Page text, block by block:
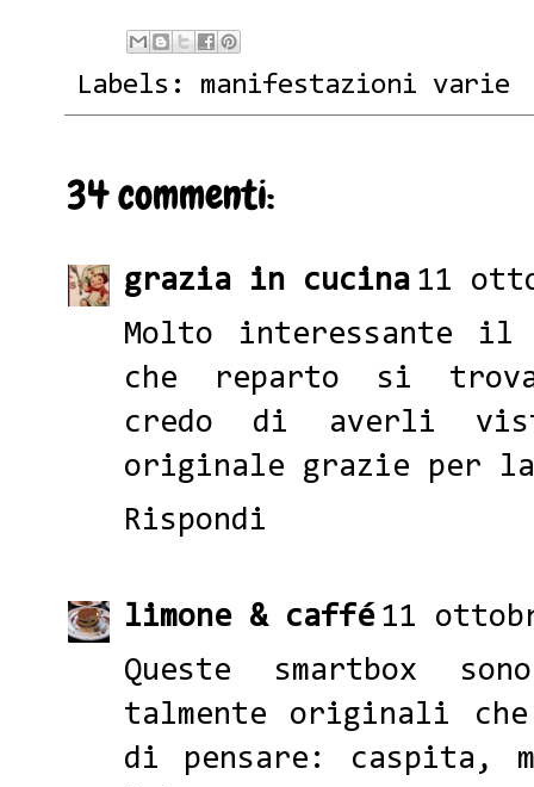
Labels: manifestazioni varie
34 commenti:
grazia in cucina 11
Molto interessante
che reparto si
credo di averli
originale grazie per
Rispondi
limone & caffé 11
Queste smartbox
talmente originali
di pensare: caspita,